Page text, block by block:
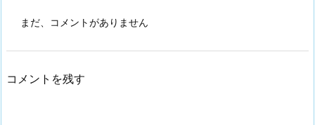
まだ、コメントがありません
コメントを残す